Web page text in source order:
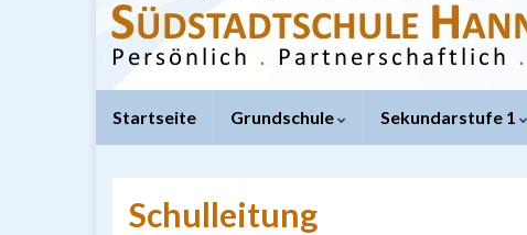
Startseite Grundschule Sekundarstufe 1
Schulleitung